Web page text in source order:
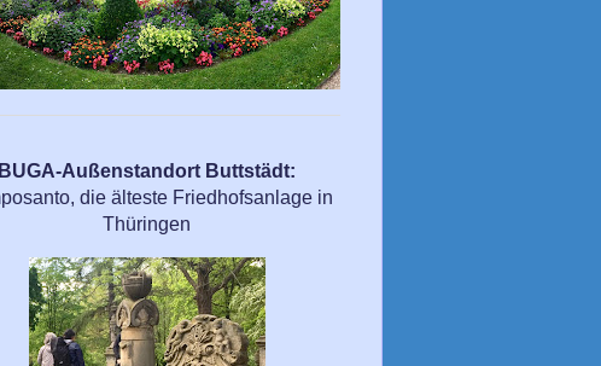
BUGA-Außenstandort Buttstädt:
die älteste Friedhofsanlage in
Thüringen